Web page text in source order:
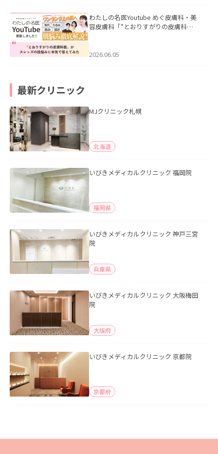
わたしの名医Youtube めぐ皮膚科・美
容皮膚科「”とおりすがりの皮膚科
2026.06.05
最新クリニック
MJクリニック札幌
北海道
いびきメディカルクリニック 福岡院
福岡県
いびきメディカルクリニック 神戸三宮
院
兵庫県
いびきメディカルクリニック 大阪梅田
院
大阪府
いびきメディカルクリニック 京都院
京都府